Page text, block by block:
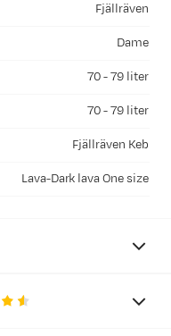
Fjällräven
Dame
70 - 79 liter
70 - 79 liter
Fjällräven Keb
Lava-Dark lava One size